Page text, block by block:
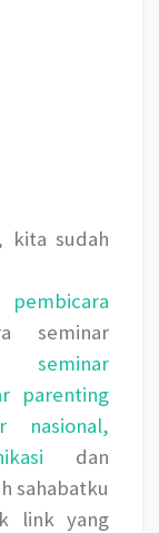
kita sudah
pembicara
seminar
seminar
parenting
nasional,
dan
sahabatku
link yang